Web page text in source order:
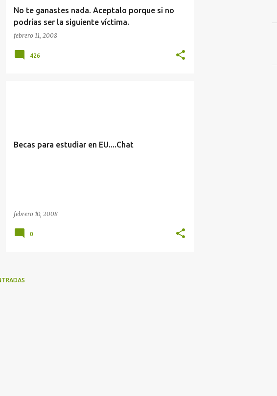
No te ganastes nada. Aceptalo porque si no
podrías ser la siguiente víctima.
febrero 11, 2008
426
Becas para estudiar en EU....Chat
febrero 10, 2008
0